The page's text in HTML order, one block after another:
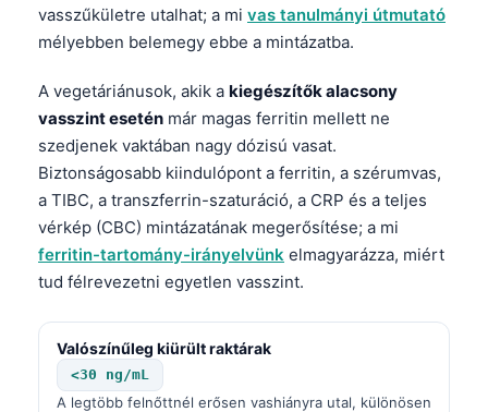
vasszűkületre utalhat; a mi vas tanulmányi útmutató
mélyebben belemegy ebbe a mintázatba.
A vegetáriánusok, akik a kiegészítők alacsony
vasszint esetén már magas ferritin mellett ne
szedjenek vaktában nagy dózisú vasat.
Biztonságosabb kiindulópont a ferritin, a szérumvas,
a TIBC, a transzferrin-szaturáció, a CRP és a teljes
vérkép (CBC) mintázatának megerősítése; a mi
ferritin-tartomány-irányelvünk elmagyarázza, miért
tud félrevezetni egyetlen vasszint.
Valószínűleg kiürült raktárak
<30 ng/mL
A legtöbb felnőttnél erősen vashiányra utal, különösen